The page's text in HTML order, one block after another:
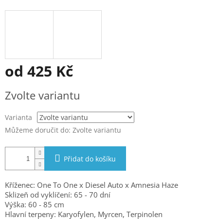
od 425 Kč
cena:
Zvolte variantu
Varianta
Můžeme doručit do: Zvolte variantu
Přidat do košíku
Kříženec: One To One x Diesel Auto x Amnesia Haze
Sklizeň od vyklíčení: 65 - 70 dní
Výška: 60 - 85 cm
Hlavní terpeny: Karyofylen, Myrcen, Terpinolen